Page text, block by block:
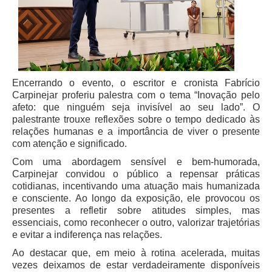
PJE
Plantão Judiciário
Cadastrar Processos
Listar Processos
Portal Conciliação
Inscrição para mediação e conciliação – Cejusc 1º e 2º
grau
Perguntas Frequentes
Portal Execução
Portal Proad
Portal dos Precatórios e Requisições de
Pequeno Valor
Programa Aprendizagem
Encerrando o evento, o escritor e cronista Fabrício
Carpinejar proferiu palestra com o tema “Inovação pelo
afeto: que ninguém seja invisível ao seu lado”. O
palestrante trouxe reflexões sobre o tempo dedicado às
relações humanas e a importância de viver o presente
com atenção e significado.
Com uma abordagem sensível e bem-humorada,
Carpinejar convidou o público a repensar práticas
cotidianas, incentivando uma atuação mais humanizada
e consciente. Ao longo da exposição, ele provocou os
presentes a refletir sobre atitudes simples, mas
essenciais, como reconhecer o outro, valorizar trajetórias
e evitar a indiferença nas relações.
Ao destacar que, em meio à rotina acelerada, muitas
vezes deixamos de estar verdadeiramente disponíveis